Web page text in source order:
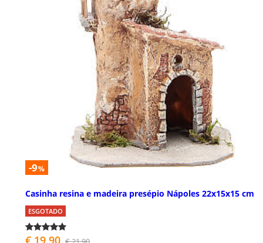
-9%
Casinha resina e madeira presépio Nápoles 22x15x15 cm
ESGOTADO
€ 19,90